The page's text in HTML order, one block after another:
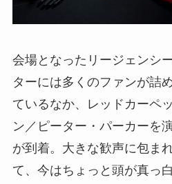
会場となったリージェンシ
ターには多くのファンが詰
ているなか、レッドカーペ
ン／ピーター・パーカーを
が到着。大きな歓声に包ま
て、今はちょっと頭が真っ